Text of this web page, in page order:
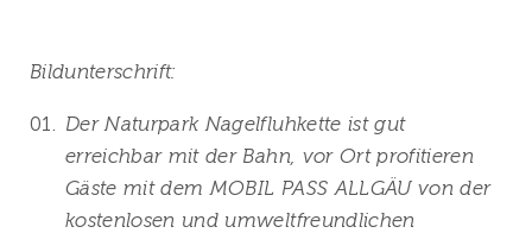
Bildunterschrift:
Der Naturpark Nagelfluhkette ist gut
erreichbar mit der Bahn, vor Ort profitieren
Gäste mit dem MOBIL PASS ALLGÄU von der
kostenlosen und umweltfreundlichen